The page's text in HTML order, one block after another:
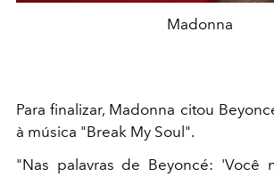
Madonna
Para finalizar, Madonna citou
à música "Break My Soul".
"Nas palavras de Beyoncé: 'Você